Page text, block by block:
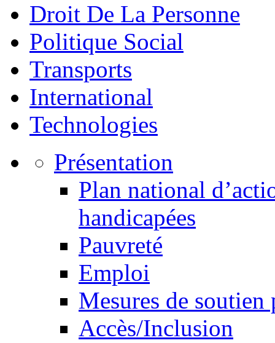
Droit De La Personne
Politique Social
Transports
International
Technologies
Présentation
Plan national
handicapées
Pauvreté
Emploi
Mesures de soutien
Accès/Inclusion